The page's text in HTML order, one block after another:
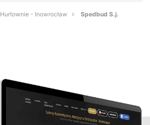
Hurtownie - Inowrocław Spedbud S.j.